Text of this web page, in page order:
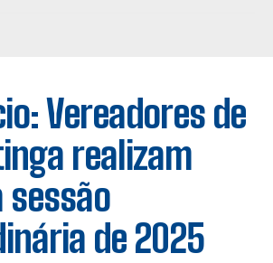
Vereadores de
realizam
de 2025